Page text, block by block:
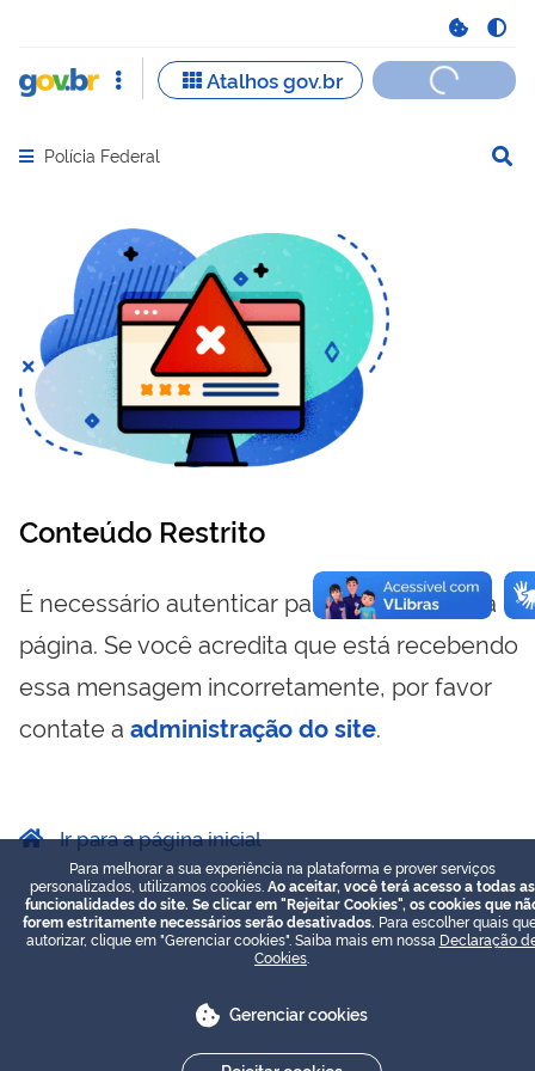
Abrir menu principal de navegação
Polícia Federal
Conteúdo Restrito
É necessário autenticar para visualizar essa
página. Se você acredita que está recebendo
essa mensagem incorretamente, por favor
contate a administração do site.
Ir para a página inicial
Para melhorar a sua experiência na plataforma e prover serviços
personalizados, utilizamos cookies. Ao aceitar, você terá acesso a todas as
funcionalidades do site. Se clicar em "Rejeitar Cookies", os cookies que
forem estritamente necessários serão desativados. Para escolher quais
autorizar, clique em "Gerenciar cookies". Saiba mais em nossa Declaração
Cookies
Gerenciar cookies